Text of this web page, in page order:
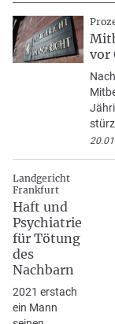
vor
Landgericht
Frankfurt
Haft und
Psychiatrie
für Tötung
des
Nachbarn
2021 erstach
ein Mann